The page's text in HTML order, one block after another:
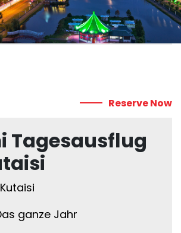
Reserve Now
Tagesausflug
ganze Jahr